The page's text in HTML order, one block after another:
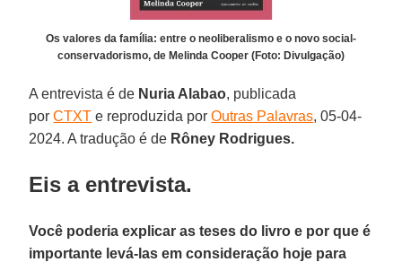
Os valores da família: entre o neoliberalismo e o novo social-
conservadorismo, de Melinda Cooper (Foto: Divulgação)
A entrevista é de Nuria Alabao, publicada
porCTXT e reproduzida porOutras Palavras, 05-04-
2024. A tradução é de Rôney Rodrigues.
Eis a entrevista.
Você poderia explicar as teses do livro e por que é
importante levá-las em consideração hoje para